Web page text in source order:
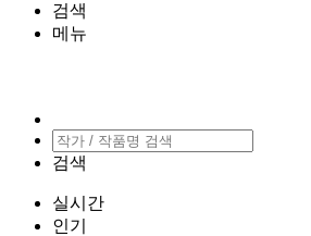
검색
메뉴
검색
실시간
인기